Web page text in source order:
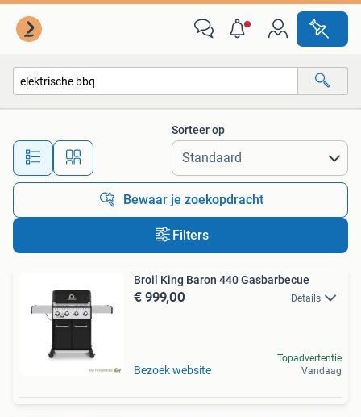
Alle afstanden…
Sorteer op
Bewaar je zoekopdracht
Filters
Broil King Baron 440 Gasbarbecue
€ 999,00 Details
Bezoek website
Topadvertentie
Vandaag